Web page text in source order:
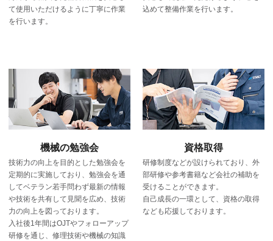
て使用いただけるように丁寧に作業
を行います。
込めて整備作業を行います。
機械の勉強会
技術力の向上を目的とした勉強会を
定期的に実施しており、勉強会を通
してベテラン若手問わず最新の情報
や技術を共有して見聞を広め、技術
力の向上を図っております。
入社後1年間はOJTやフォローアップ
研修を通じ、修理技術や機械の知識
資格取得
研修制度などが設けられており、外
部研修や参考書籍など会社の補助を
受けることができます。
自己成長の一環として、資格の取得
なども応援しております。